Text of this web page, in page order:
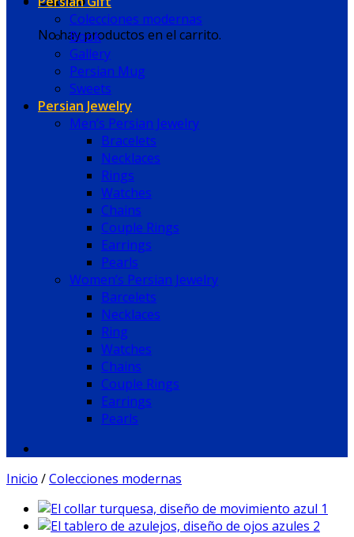
No hay productos en el carrito.
Colecciones modernas
Book
Gallery
Persian Mug
Sweets
Persian Jewelry
Men’s Persian Jewelry
Bracelets
Necklaces
Rings
Watches
Chains
Couple Rings
Earrings
Pearls
Women’s Persian Jewelry
Barcelets
Necklaces
Ring
Watches
Chains
Couple Rings
Earrings
Pearls
Inicio /Colecciones modernas